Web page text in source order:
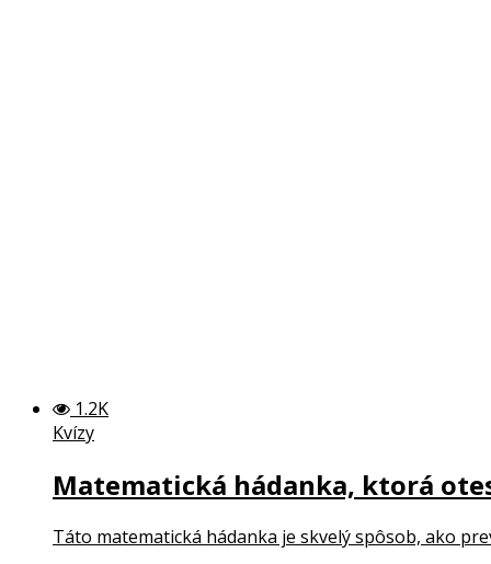
1.2K
Kvízy
Matematická hádanka, ktorá
Táto matematická hádanka je skvelý spôsob, ako